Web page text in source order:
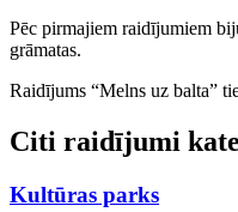
Pēc pirmajiem raidījumiem
grāmatas.
Raidījums “Melns uz balta”
Citi raidījumi
Kultūras parks